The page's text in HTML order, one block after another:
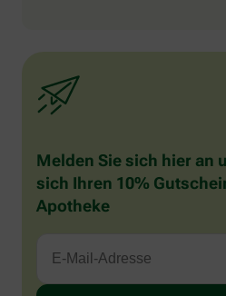
Melden Sie sich hier an
sich Ihren 10%
Apotheke